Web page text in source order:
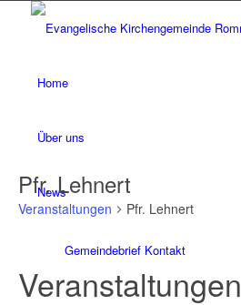
Home
Über uns
News
Gemeindebrief Kontakt
Pfr. Lehnert
Veranstaltungen Pfr. Lehnert
Veranstaltungen